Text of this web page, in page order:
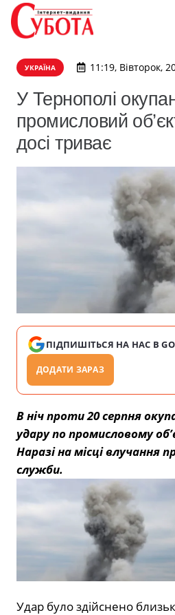
УКРАЇНА 11:19, Вівторок,
У Тернополі
промисловий
досі триває
ПІДПИШІТЬСЯ НА НАС В
ДОДАТИ ЗАРАЗ
В ніч проти 20 серпня
удару по промисловому
Наразі на місці влучання
служби.
Удар було здійснено